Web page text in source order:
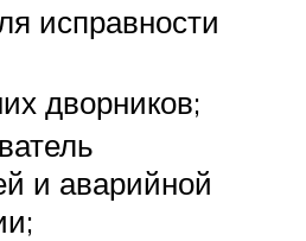
исправности
дворников;
и аварийной